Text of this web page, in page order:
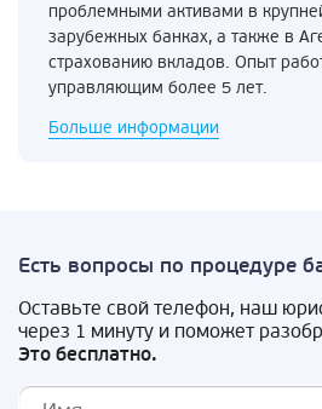
проблемными активами в
зарубежных банках, а также в
страхованию вкладов. Опыт
управляющим более 5 лет.
Больше информации
Есть вопросы по процедуре
Оставьте свой телефон, наш
через 1 минуту и поможет
Это бесплатно.